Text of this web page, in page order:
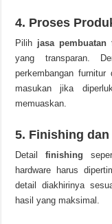
4. Proses
Pilih jasa pembuatan
yang transparan.
perkembangan
masukan jika
memuaskan.
5. Finishing dan
Detail finishing
hardware harus
detail diakhirinya
hasil yang maksimal.